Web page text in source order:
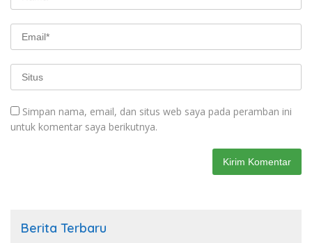
Simpan nama, email, dan situs web saya pada peramban ini
untuk komentar saya berikutnya.
Berita Terbaru